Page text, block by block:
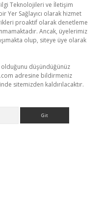
Teknolojileri ve İletişim
Yer Sağlayıcı olarak hizmet
proaktif olarak denetleme
Ancak, üyelerimiz
olup, siteye üye olarak
olduğunu düşündüğünüz
adresine bildirmeniz
sitemizden kaldırılacaktır.